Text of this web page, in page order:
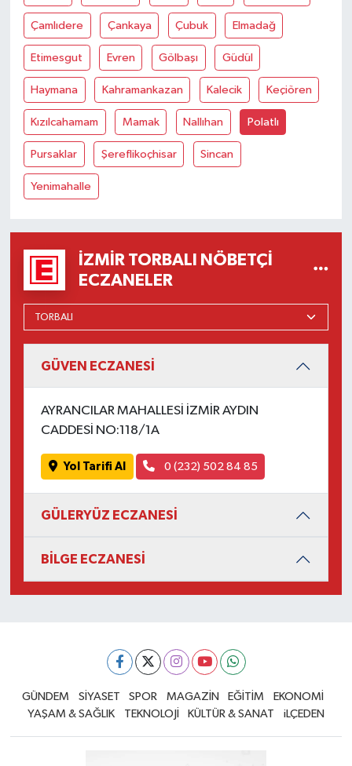
Çamlıdere Çankaya Çubuk Elmadağ
Etimesgut Evren Gölbaşı Güdül
Haymana Kahramankazan Kalecik Keçiören
Kızılcahamam Mamak Nallıhan Polatlı
Pursaklar Şereflikoçhisar Sincan
Yenimahalle
İZMIR TORBALI NÖBETÇI
ECZANELER
GÜVEN ECZANESİ
AYRANCILAR MAHALLESİ İZMİR AYDIN
CADDESİ NO:118/1A
Yol Tarifi Al 0 (232) 502 84 85
GÜLERYÜZ ECZANESİ
BİLGE ECZANESİ
GÜNDEM SİYASET SPOR MAGAZİN EĞİTİM
EKONOMİ
YAŞAM & SAĞLIK
TEKNOLOJİ KÜLTÜR & SANAT iLÇEDEN